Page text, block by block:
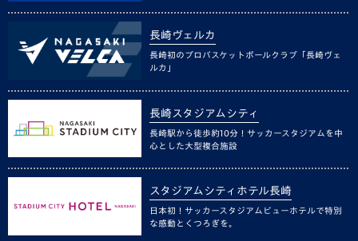
長崎ヴェルカ
長崎初のプロバスケットボールクラブ「長崎ヴェ
ルカ」
長崎スタジアムシティ
長崎駅から徒歩約10分！サッカースタジアムを中
心とした大型複合施設
スタジアムシティホテル長崎
日本初！サッカースタジアムビューホテルで特別
な感動とくつろぎを。